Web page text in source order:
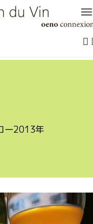
ー2013年